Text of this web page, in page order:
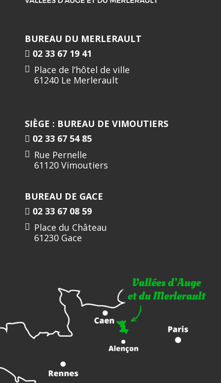
BUREAU DU MERLERAULT
02 33 67 19 41
Place de l’hôtel de ville
61240 Le Merlerault
SIÈGE : BUREAU DE VIMOUTIERS
02 33 67 54 85
Rue Pernelle
61120 Vimoutiers
BUREAU DE GACE
02 33 67 08 59
Place du Château
61230 Gace